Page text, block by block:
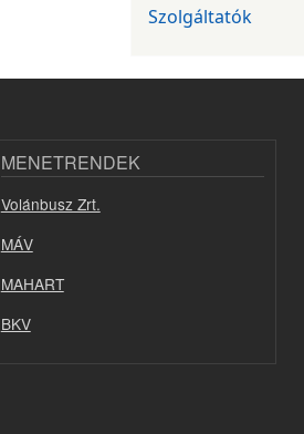
Szolgáltatók
MENETRENDEK
Volánbusz Zrt.
MÁV
MAHART
BKV